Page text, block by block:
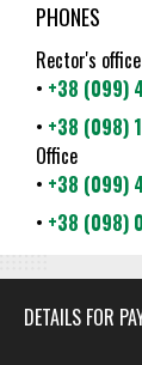
PHONES
Rector's office
• +38 (099)
• +38 (098)
Office
• +38 (099)
• +38 (098)
DETAILS FOR